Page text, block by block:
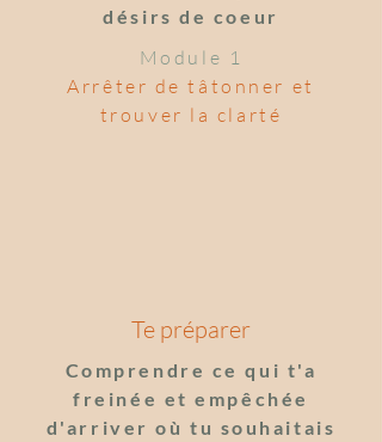
désirs de coeur
Module 1
Arrêter de tâtonner et
trouver la clarté
Te préparer
Comprendre ce qui t'a
freinée et empêchée
d'arriver où tu souhaitais